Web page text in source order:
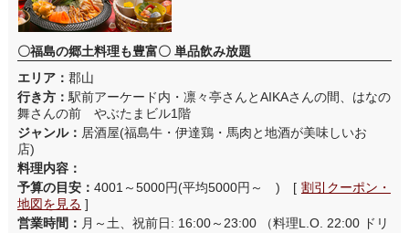
〇福島の郷土料理も豊富〇 単品飲み放題
エリア： 郡山
行き方： 駅前アーケード内・凛々亭さんとAIKAさんの間、はなの
舞さんの前 やぶたまビル1階
ジャンル： 居酒屋(福島牛・伊達鶏・馬肉と地酒が美味しいお
店)
料理内容：
予算の目安： 4001～5000円(平均5000円～ ) [ 割引クーポン・
地図を見る ]
営業時間： 月～土、祝前日: 16:00～23:00 （料理L.O. 22:00 ドリ